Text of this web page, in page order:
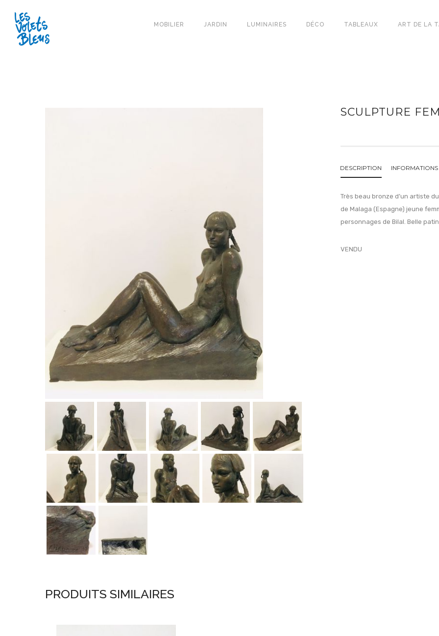
MOBILIER JARDIN LUMINAIRES DÉCO TABLEAUX ART DE LA
SCULPTURE
DESCRIPTION
Très beau bronze d’un artiste
de Malaga (Espagne) jeune
personnages de Bilal. Belle
VENDU
PRODUITS SIMILAIRES